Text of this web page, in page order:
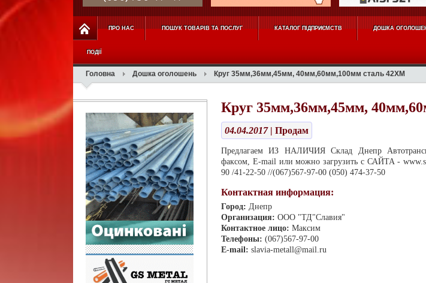
ПРО НАС ПОШУК ТОВАРІВ ТА ПОСЛУГ КАТАЛОГ ПІДПРИЄМСТВ ДОШКА
ПОДІЇ
Головна Дошка оголошень Круг 35мм,36мм,45мм, 40мм,60мм,100мм сталь 42ХМ
Круг 35мм,36мм,45мм,
04.04.2017| Продам
Предлагаем ИЗ НАЛИЧИЯ Склад Днепр
факсом, E-mail или можно загрузить с САЙТА -
90 /41-22-50 //(067)567-97-00 (050) 474-37-50
Контактная информация:
Город: Днепр
Организация: ООО "ТД"Славия"
Контактное лицо: Максим
Телефоны: (067)567-97-00
E-mail: slavia-metall@mail.ru